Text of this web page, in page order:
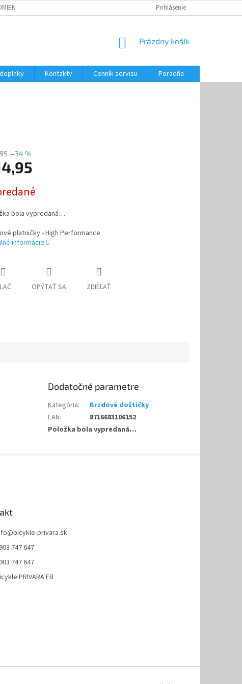
PONÚKANÉ SLUŽBYPrihlásenie
NÁKUPNÝ
Prázdny košík
Kontakty Cenník servisu
Poradňa
–34 %
bola vypredaná…
platničky - High Performance
informácie
OPÝTAŤ SA ZDIEĽAŤ
Dodatočné parametre
Kategória:
Brzdové doštičky
EAN:
8716683106152
Položka bola vypredaná…
@bicykle-privara.sk
747 647
747 647
PRIVARA FB